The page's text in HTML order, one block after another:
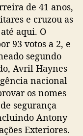
de 41 anos,
e cruzou as
aqui. O
93 votos a 2, e
segundo
Avril Haynes
nacional
os nomes
segurança
Antony
Exteriores.